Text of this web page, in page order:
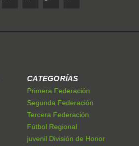
CATEGORÍAS
Primera Federación
Segunda Federación
Tercera Federación
Fútbol Regional
juvenil División de Honor